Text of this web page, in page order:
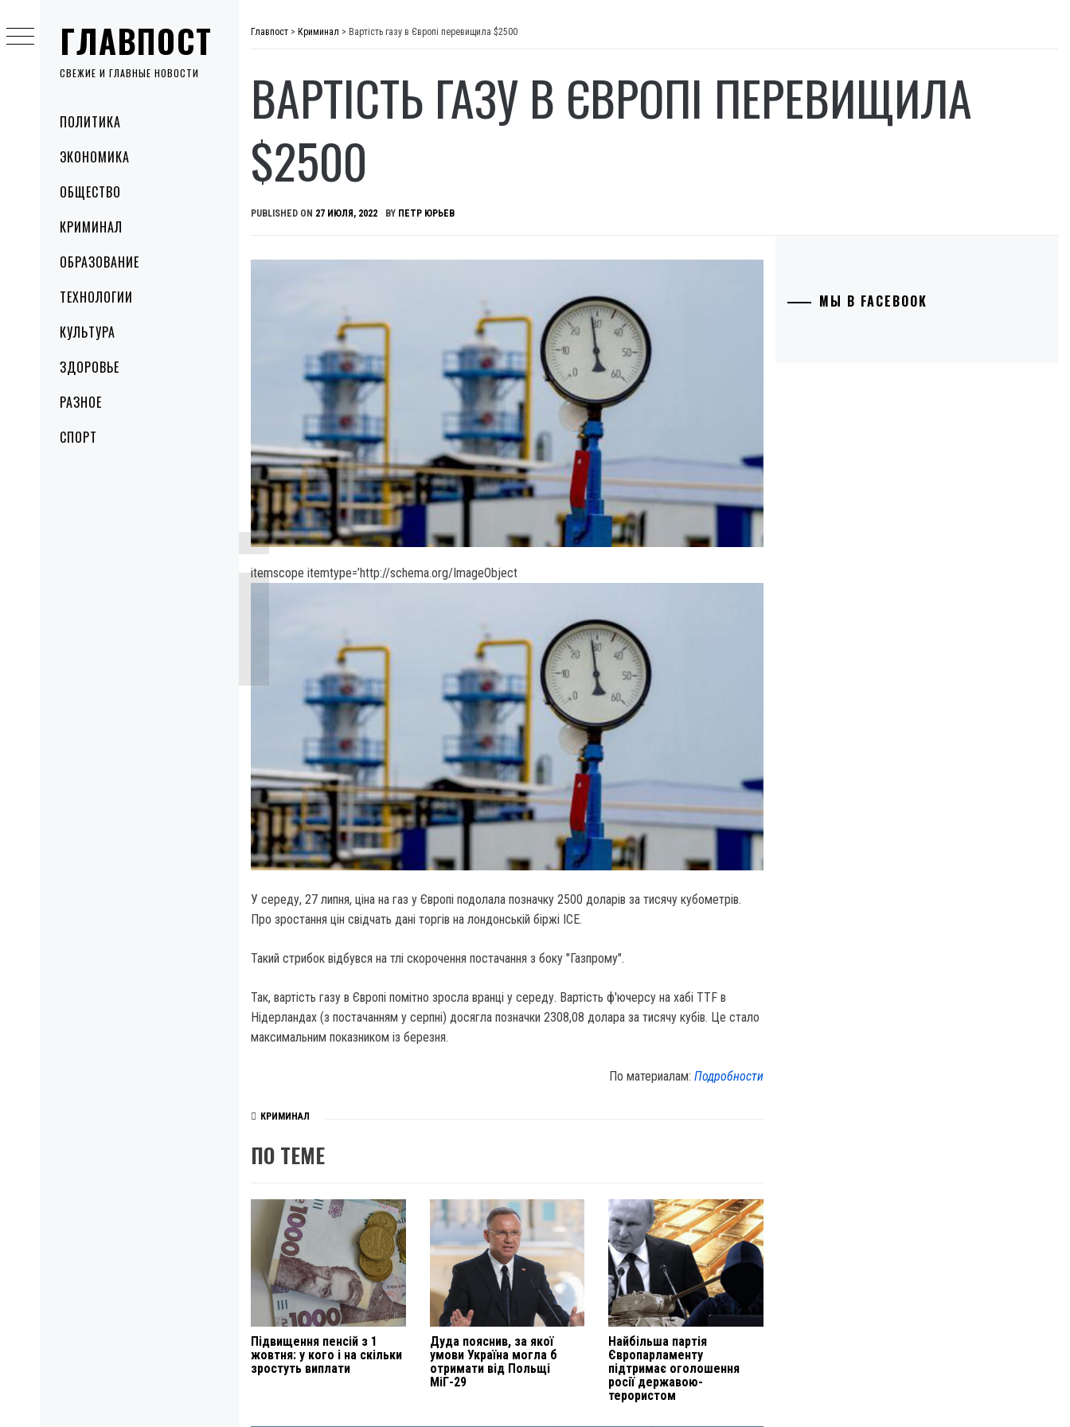
ГЛАВПОСТ
СВЕЖИЕ И ГЛАВНЫЕ НОВОСТИ
MenuПОЛИТИКА
ЭКОНОМИКА
ОБЩЕСТВО
КРИМИНАЛ
ОБРАЗОВАНИЕ
ТЕХНОЛОГИИ
КУЛЬТУРА
ЗДОРОВЬЕ
РАЗНОЕ
СПОРТ
to
content
Главпост > Криминал > Вартість газу в Європі перевищила $2500
ВАРТІСТЬ ГАЗУ В ЄВРОПІ ПЕРЕВИЩИЛА
$2500
PUBLISHED ON 27 ИЮЛЯ, 2022 BY ПЕТР ЮРЬЕВ
itemscope itemtype=’http://schema.org/ImageObject
У середу, 27 липня, ціна на газ у Європі подолала позначку 2500 доларів за тисячу кубометрів.
Про зростання цін свідчать дані торгів на лондонській біржі ICE.
Такий стрибок відбувся на тлі скорочення постачання з боку "Газпрому".
Так, вартість газу в Європі помітно зросла вранці у середу. Вартість ф'ючерсу на хабі TTF в
Нідерландах (з постачанням у серпні) досягла позначки 2308,08 долара за тисячу кубів. Це стало
максимальним показником із березня.
По материалам:Подробности
КРИМИНАЛ
ПО ТЕМЕ
Підвищення пенсій з 1
жовтня: у кого і на скільки
зростуть виплати
Дуда пояснив, за якої
умови Україна могла б
отримати від Польщі
МіГ-29
Найбільша партія
Європарламенту
підтримає оголошення
росії державою-
терористом
МЫ В FACEBOOK